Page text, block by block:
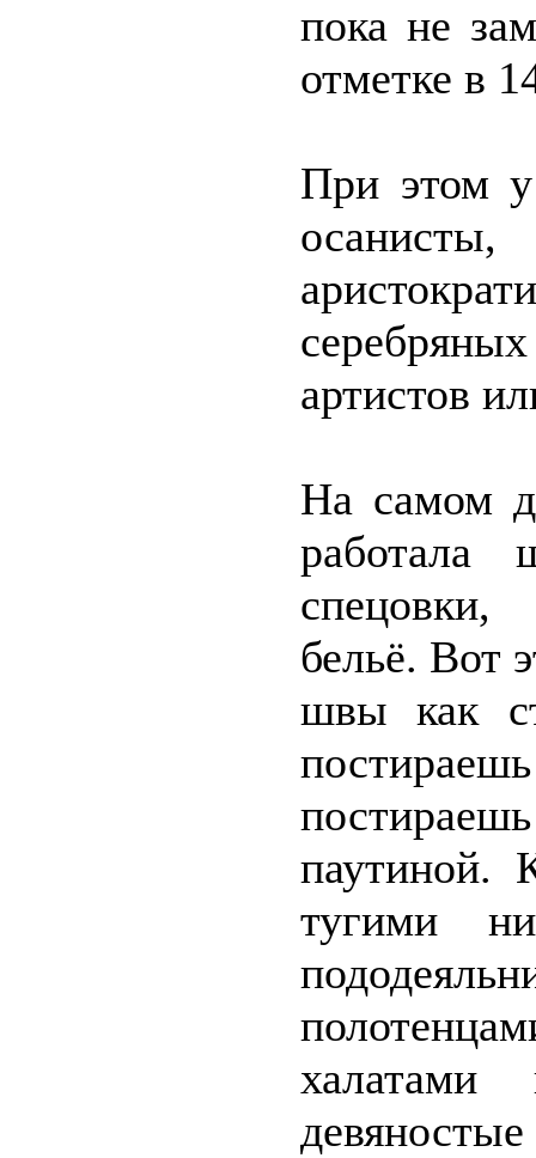
пока не
отметке в
При этом у
артистов
На самом
работала
спецовки,
бельё. Вот
швы как
паутиной.
тугими